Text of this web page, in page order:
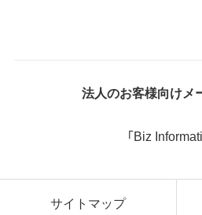
法人のお客様向けメ
「Biz
サイトマップ